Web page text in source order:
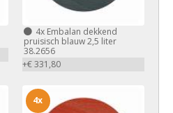
4xEmbalan dekkend
pruisisch blauw 2,5 liter
38.2656
+€ 331,80
4x